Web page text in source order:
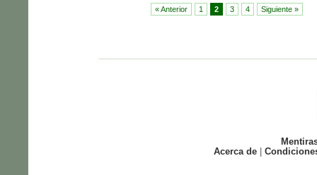
« Anterior 1 2 3 4 Siguiente »
Acerca de